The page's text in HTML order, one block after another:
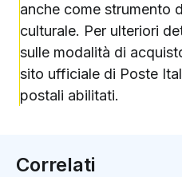
anche come strumento
culturale. Per ulteriori
sulle modalità di
sito ufficiale di Poste
postali abilitati.
Correlati